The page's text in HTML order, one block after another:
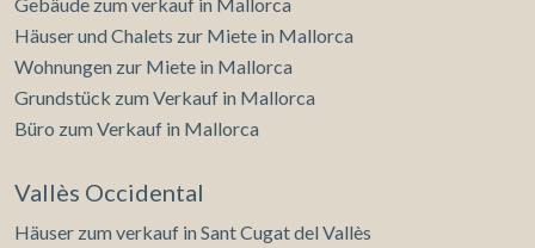
Gebäude zum verkauf in Mallorca
Häuser und Chalets zur Miete in Mallorca
Wohnungen zur Miete in Mallorca
Grundstück zum Verkauf in Mallorca
Büro zum Verkauf in Mallorca
Vallès Occidental
Häuser zum verkauf in Sant Cugat del Vallès